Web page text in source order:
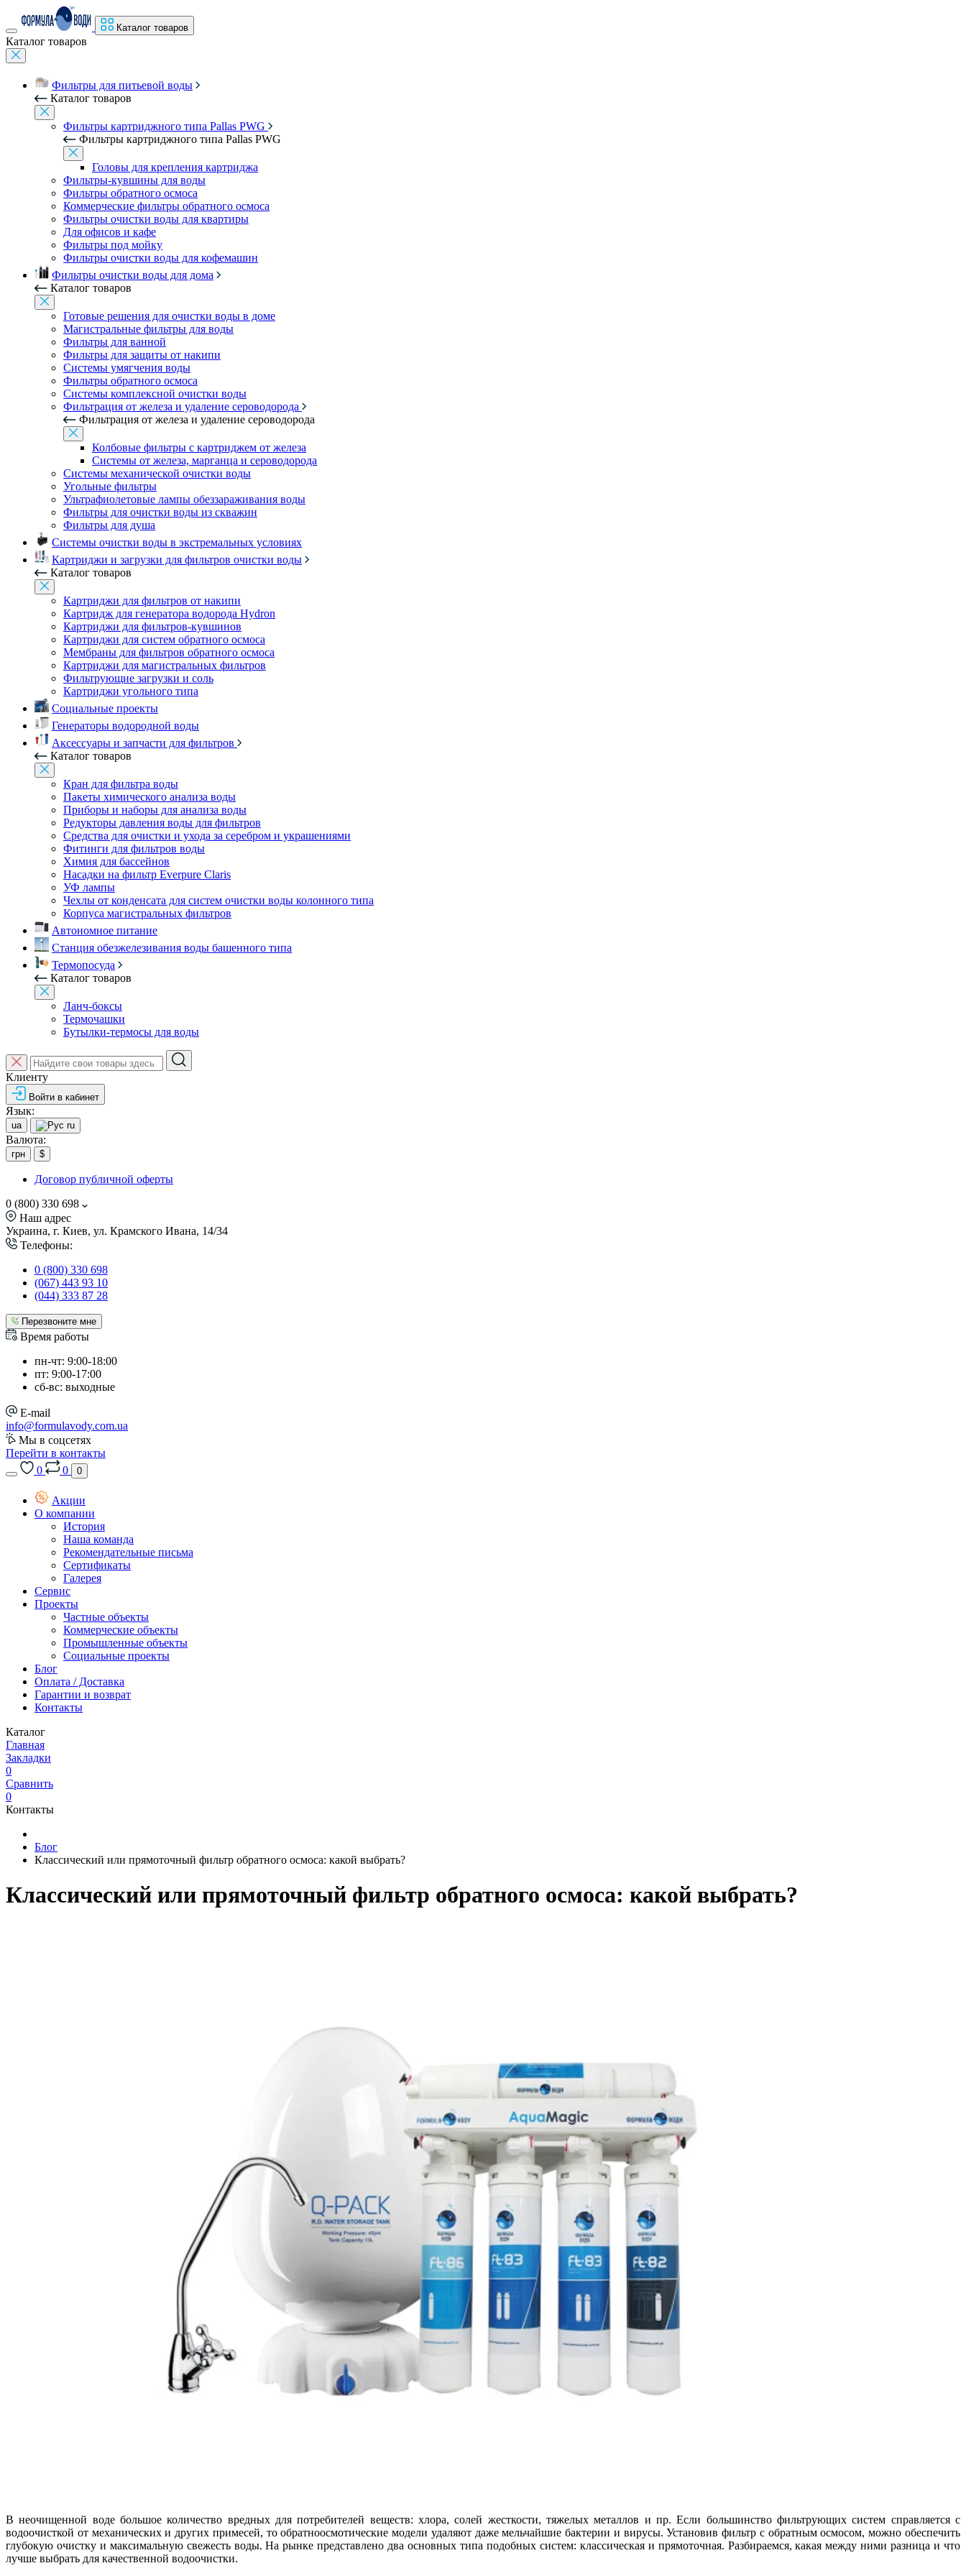
Каталог товаров
Каталог товаров
Фильтры для питьевой воды
Каталог товаров
Фильтры картриджного типа Pallas PWG
Фильтры картриджного типа Pallas PWG
Головы для крепления картриджа
Фильтры-кувшины для воды
Фильтры обратного осмоса
Коммерческие фильтры обратного осмоса
Фильтры очистки воды для квартиры
Для офисов и кафе
Фильтры под мойку
Фильтры очистки воды для кофемашин
Фильтры очистки воды для дома
Каталог товаров
Готовые решения для очистки воды в доме
Магистральные фильтры для воды
Фильтры для ванной
Фильтры для защиты от накипи
Системы умягчения воды
Фильтры обратного осмоса
Системы комплексной очистки воды
Фильтрация от железа и удаление сероводорода
Фильтрация от железа и удаление сероводорода
Колбовые фильтры с картриджем от железа
Системы от железа, марганца и сероводорода
Системы механической очистки воды
Угольные фильтры
Ультрафиолетовые лампы обеззараживания воды
Фильтры для очистки воды из скважин
Фильтры для душа
Системы очистки воды в экстремальных условиях
Картриджи и загрузки для фильтров очистки воды
Каталог товаров
Картриджи для фильтров от накипи
Картридж для генератора водорода Hydron
Картриджи для фильтров-кувшинов
Картриджи для систем обратного осмоса
Мембраны для фильтров обратного осмоса
Картриджи для магистральных фильтров
Фильтрующие загрузки и соль
Картриджи угольного типа
Социальные проекты
Генераторы водородной воды
Аксессуары и запчасти для фильтров
Каталог товаров
Кран для фильтра воды
Пакеты химического анализа воды
Приборы и наборы для анализа воды
Редукторы давления воды для фильтров
Средства для очистки и ухода за серебром и украшениями
Фитинги для фильтров воды
Химия для бассейнов
Насадки на фильтр Everpure Claris
УФ лампы
Чехлы от конденсата для систем очистки воды колонного типа
Корпуса магистральных фильтров
Автономное питание
Станция обезжелезивания воды башенного типа
Термопосуда
Каталог товаров
Ланч-боксы
Термочашки
Бутылки-термосы для воды
Клиенту
Войти в кабинет
Язык:
ua ru
Валюта:
грн $
Договор публичной оферты
0 (800) 330 698
Наш адрес
Украина, г. Киев, ул. Крамского Ивана, 14/34
Телефоны:
0 (800) 330 698
(067) 443 93 10
(044) 333 87 28
Перезвоните мне
Время работы
пн-чт: 9:00-18:00
пт: 9:00-17:00
сб-вс: выходные
E-mail
info@formulavody.com.ua
Мы в соцсетях
Перейти в контакты
0
0 0
Акции
О компании
История
Наша команда
Рекомендательные письма
Сертификаты
Галерея
Сервис
Проекты
Частные объекты
Коммерческие объекты
Промышленные объекты
Социальные проекты
Блог
Оплата / Доставка
Гарантии и возврат
Контакты
Каталог
Главная
Закладки
0
Сравнить
0
Контакты
Блог
Классический или прямоточный фильтр обратного осмоса: какой выбрать?
Классический или прямоточный фильтр обратного осмоса: какой выбрать?
В неочищенной воде большое количество вредных для потребителей веществ: хлора, солей жесткости, тяжелых металлов и пр. Если большинство фильтрующих систем справляется с
водоочисткой от механических и других примесей, то обратноосмотические модели удаляют даже мельчайшие бактерии и вирусы. Установив фильтр с обратным осмосом, можно обеспечить
глубокую очистку и максимальную свежесть воды. На рынке представлено два основных типа подобных систем: классическая и прямоточная. Разбираемся, какая между ними разница и что
лучше выбрать для качественной водоочистки.